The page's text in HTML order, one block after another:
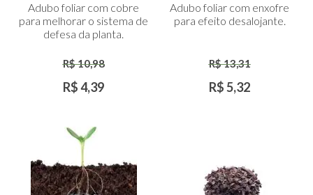
Carrinho
Adubo foliar com cobre
para melhorar o sistema de
defesa da planta.
R$ 10,98
R$ 4,39
Carrinho
Adubo foliar com enxofre
para efeito desalojante.
R$ 13,31
R$ 5,32